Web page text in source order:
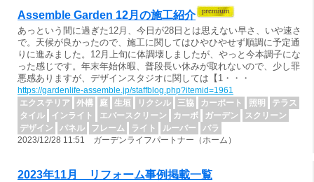
Assemble Garden 12月の施工紹介
あっという間に過ぎた12月、今日が28日とは思えない早さ、いや速さ
で。天候が良かったので、施工に関してはひやひやせず順調に予定通
りに進みました。12月上旬に体調壊しましたが、やっと今本調子にな
った感じです。年末年始休暇、普段長い休みが取れないので、少し罪
悪感ありますが、デザインスタジオに関しては【1・・・
https://gardenlife-assemble.jp/staffblog.php?itemid=1961
エクステリア
外構 庭 生垣 リクシル 三協 カーポート 照明
テラス
タイル
インライト エバースクリーン カーボ ガーデン
スクリーン
デザイン
パネル フレーム ライト ルーバー
バラ
2023/12/28 11:51 ガーデンライフパートナー（ホーム）
2023年11月 リフォーム事例掲載一覧